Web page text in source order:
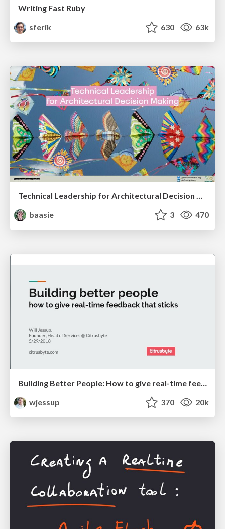
Writing Fast Ruby
sferik
630 63k
Technical Leadership for Architectural Decision Making
baasie
3 470
Building Better People: How to give real-time feedback that sticks.
wjessup
370 20k